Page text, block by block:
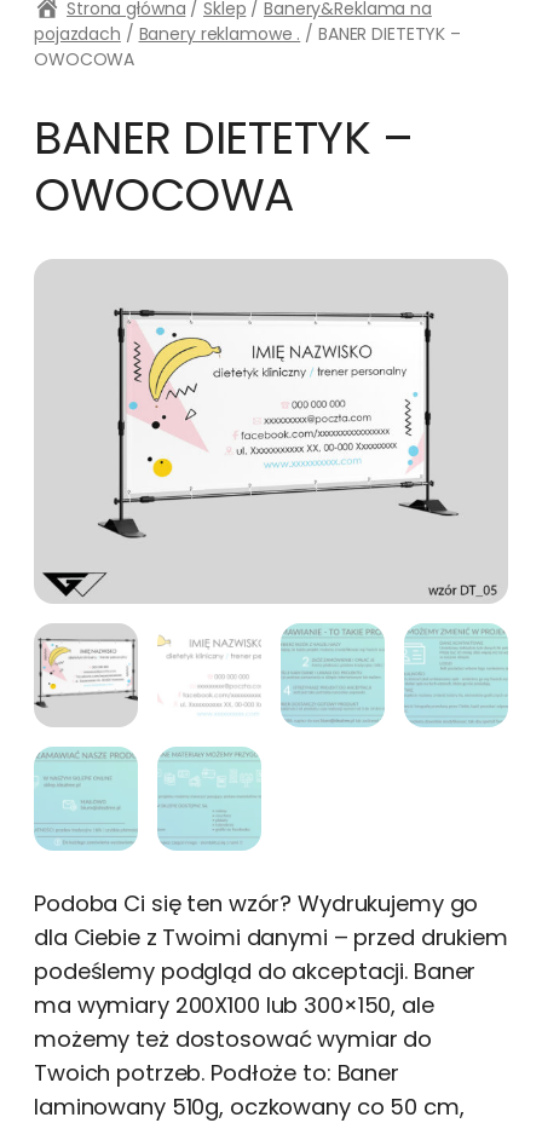
Strona główna / Sklep / Banery&Reklama na
pojazdach / Banery reklamowe . / BANER DIETETYK –
OWOCOWA
BANER DIETETYK –
OWOCOWA
Podoba Ci się ten wzór? Wydrukujemy go
dla Ciebie z Twoimi danymi – przed drukiem
podeślemy podgląd do akceptacji. Baner
ma wymiary 200X100 lub 300×150, ale
możemy też dostosować wymiar do
Twoich potrzeb. Podłoże to: Baner
laminowany 510g, oczkowany co 50 cm,